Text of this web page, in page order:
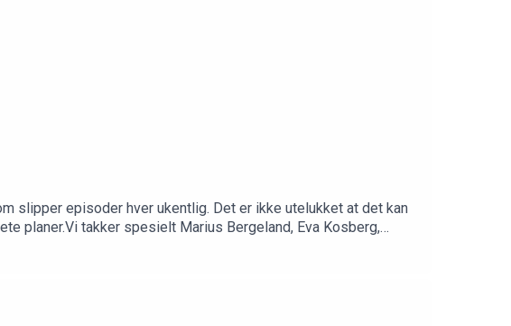
slipper episoder hver ukentlig. Det er ikke utelukket at det kan
planer.Vi takker spesielt Marius Bergeland, Eva Kosberg,